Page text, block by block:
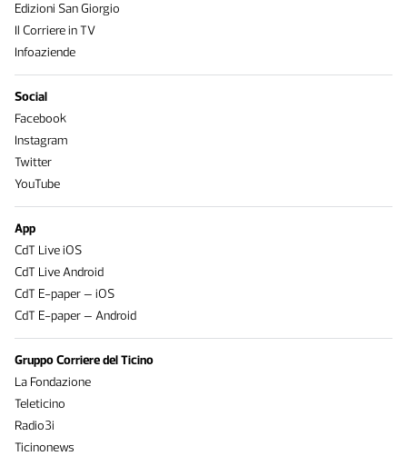
Edizioni San Giorgio
Il Corriere in TV
Infoaziende
Social
Facebook
Instagram
Twitter
YouTube
App
CdT Live iOS
CdT Live Android
CdT E-paper – iOS
CdT E-paper – Android
Gruppo Corriere del Ticino
La Fondazione
Teleticino
Radio3i
Ticinonews